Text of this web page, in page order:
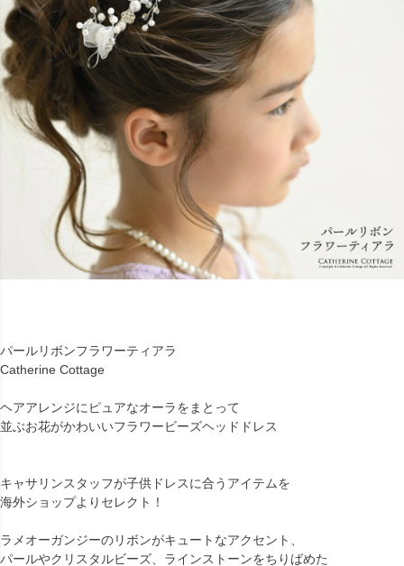
パールリボンフラワーティアラ
Catherine Cottage
ヘアアレンジにピュアなオーラをまとって
並ぶお花がかわいいフラワービーズヘッドドレス
キャサリンスタッフが子供ドレスに合うアイテムを
海外ショップよりセレクト！
ラメオーガンジーのリボンがキュートなアクセント、
パールやクリスタルビーズ、ラインストーンをちりばめた